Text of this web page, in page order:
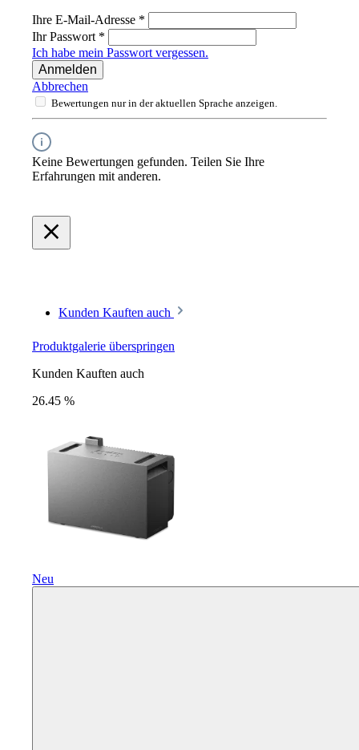
Ihre E-Mail-Adresse *
Ihr Passwort *
Ich habe mein Passwort vergessen.
Anmelden
Abbrechen
Bewertungen nur in der aktuellen Sprache anzeigen.
Keine Bewertungen gefunden. Teilen Sie Ihre
Erfahrungen mit anderen.
Kunden Kauften auch
Produktgalerie überspringen
Kunden Kauften auch
26.45 %
Neu